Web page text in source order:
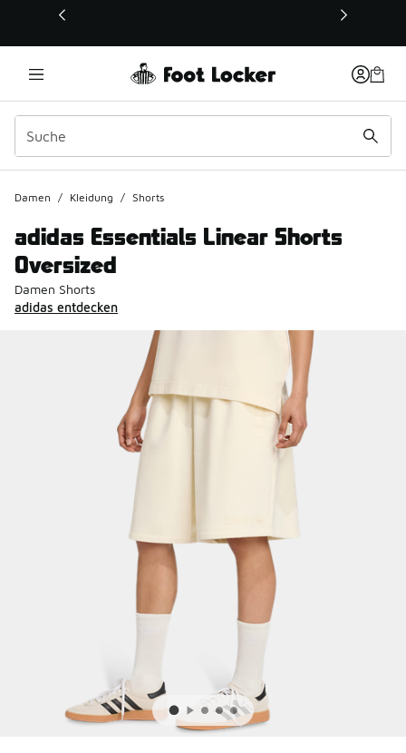
Dieser Link öffnet sich in einem neuen Fenster
Damen / Kleidung / Shorts
adidas Essentials Linear Shorts
Oversized
Damen Shorts
adidas entdecken